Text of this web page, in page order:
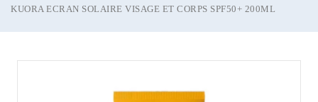
KUORA ECRAN SOLAIRE VISAGE ET CORPS SPF50+ 200ML